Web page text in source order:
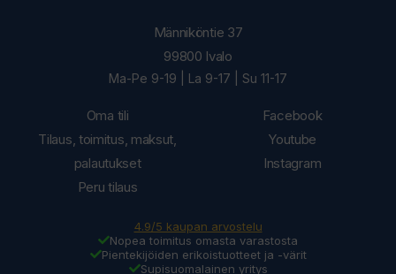
Oma tili
Tilaus, toimitus, maksut,
palautukset
Peru tilaus
Männiköntie 37
99800 Ivalo
Ma-Pe 9-19 | La 9-17 | Su 11-17
Facebook
Youtube
Instagram
4.9/5 kaupan arvostelu
Nopea toimitus omasta varastosta
Pientekijöiden erikoistuotteet ja -värit
Supisuomalainen yritys